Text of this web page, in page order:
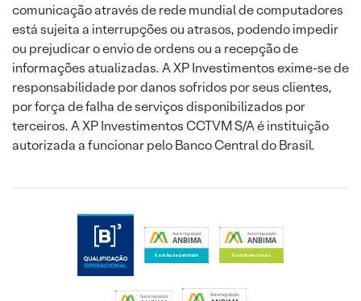
comunicação através de rede mundial de computadores
está sujeita a interrupções ou atrasos, podendo impedir
ou prejudicar o envio de ordens ou a recepção de
informações atualizadas. A XP Investimentos exime-se de
responsabilidade por danos sofridos por seus clientes,
por força de falha de serviços disponibilizados por
terceiros. A XP Investimentos CCTVM S/A é instituição
autorizada a funcionar pelo Banco Central do Brasil.